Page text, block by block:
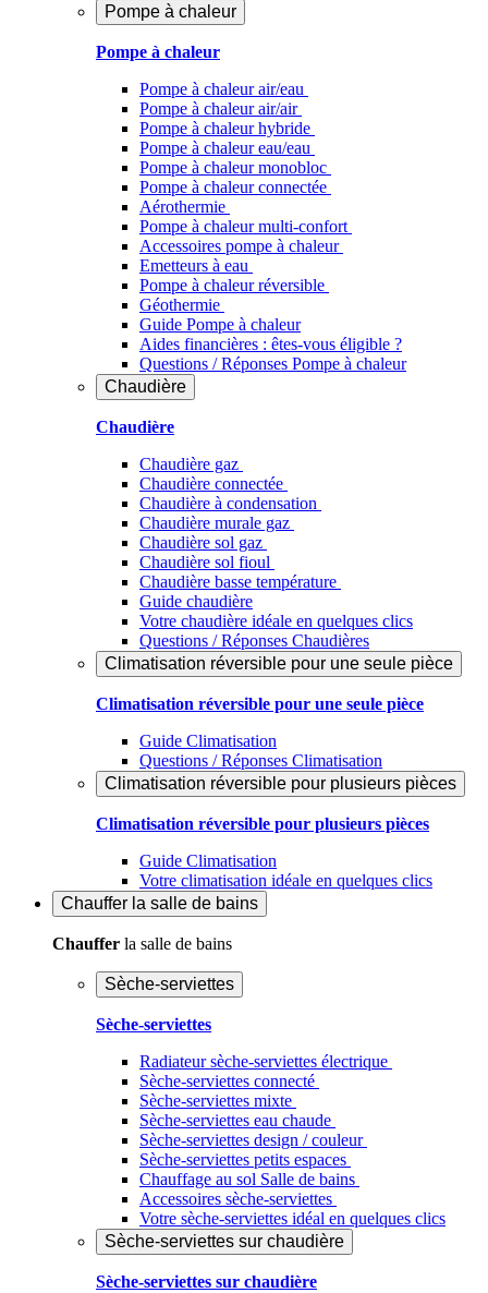
Pompe à chaleur
Pompe à chaleur
Pompe à chaleur air/eau
Pompe à chaleur air/air
Pompe à chaleur hybride
Pompe à chaleur​ eau/eau
Pompe à chaleur monobloc
Pompe à chaleur connectée
Aérothermie
Pompe à chaleur multi-confort
Accessoires pompe à chaleur
Emetteurs à eau
Pompe à chaleur réversible
Géothermie
Guide Pompe à chaleur
Aides financières : êtes-vous éligible ?
Questions / Réponses Pompe à chaleur
Chaudière
Chaudière
Chaudière gaz
Chaudière connectée
Chaudière à condensation
Chaudière murale gaz
Chaudière sol gaz
Chaudière sol fioul
Chaudière basse température
Guide chaudière
Votre chaudière idéale en quelques clics
Questions / Réponses Chaudières
Climatisation réversible pour une seule pièce
Climatisation réversible pour une seule pièce
Guide Climatisation
Questions / Réponses Climatisation
Climatisation réversible pour plusieurs pièces
Climatisation réversible pour plusieurs pièces
Guide Climatisation
Votre climatisation idéale en quelques clics
Chauffer la salle de bains
Chauffer la salle de bains
Sèche-serviettes
Sèche-serviettes
Radiateur sèche-serviettes électrique
Sèche-serviettes connecté
Sèche-serviettes mixte
Sèche-serviettes eau chaude
Sèche-serviettes design / couleur
Sèche-serviettes petits espaces
Chauffage au sol Salle de bains
Accessoires sèche-serviettes
Votre sèche-serviettes idéal en quelques clics
Sèche-serviettes sur chaudière
Sèche-serviettes sur chaudière